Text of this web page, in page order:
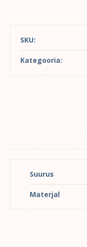
SKU:
Kategooria:
Suurus
Materjal